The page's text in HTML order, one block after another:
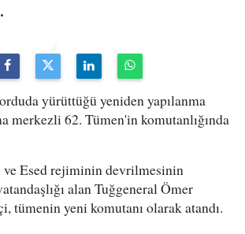
yürüttüğü yeniden yapılanma
merkezli 62. Tümen'in komutanlığında
Esed rejiminin devrilmesinin
alan Tuğgeneral Ömer
tümenin yeni komutanı olarak atandı.